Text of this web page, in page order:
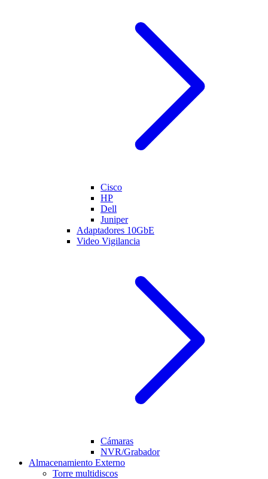
Cisco
HP
Dell
Juniper
Adaptadores 10GbE
Video Vigilancia
Cámaras
NVR/Grabador
Almacenamiento Externo
Torre multidiscos